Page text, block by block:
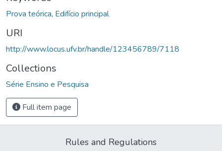
Prova teórica, Edifício principal
URI
http://www.locus.ufv.br/handle/123456789/7118
Collections
Série Ensino e Pesquisa
Full item page
Rules and Regulations